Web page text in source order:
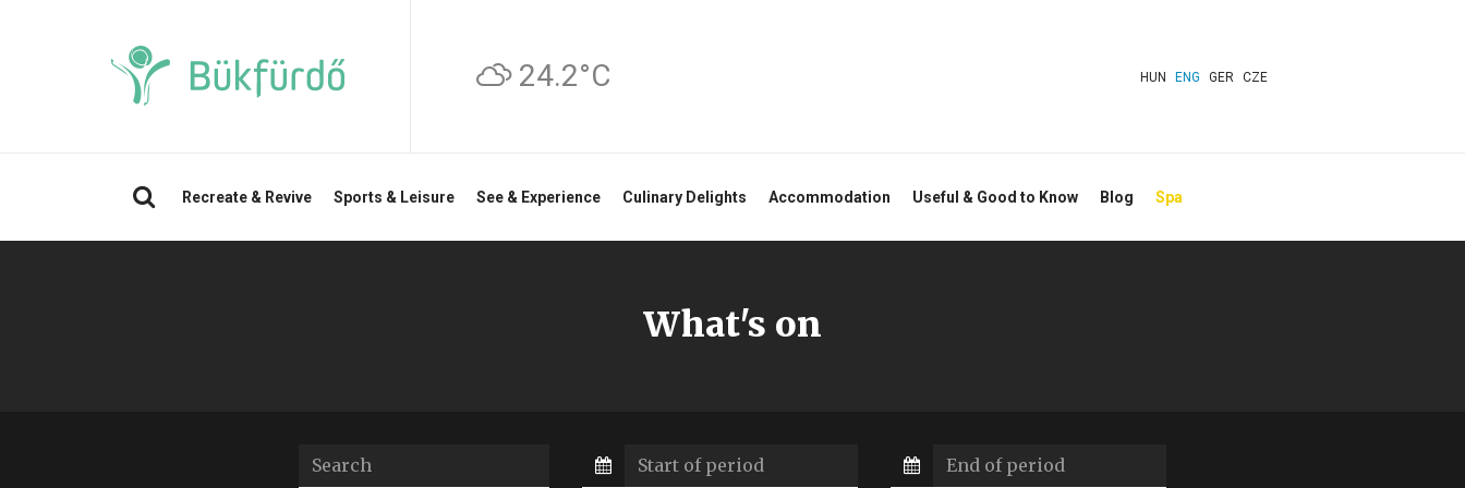
24.2°C HUN ENG GER CZE
Recreate & Revive Sports & Leisure See & Experience Culinary Delights Accommodation Useful & Good to Know Blog Spa
What's on
Start
End